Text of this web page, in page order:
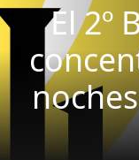
El 2º